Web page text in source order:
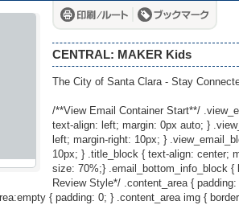
CENTRAL: MAKER Kids
The City of Santa Clara - Stay
/**View Email Container Start**/
text-align: left; margin: 0px auto; }
left; margin-right: 10px; }
10px; } .title_block { text-align: center;
size: 70%;} .email_bottom_info_block
Review Style*/ .content_area {
{ padding: 0; } .content_area img {